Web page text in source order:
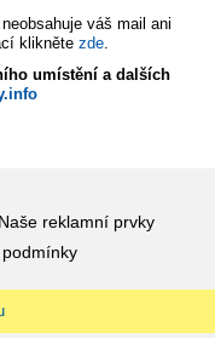
váš mail ani
klikněte zde.
umístění a dalších
Naše reklamní prvky